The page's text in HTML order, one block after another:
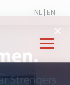
NL EN